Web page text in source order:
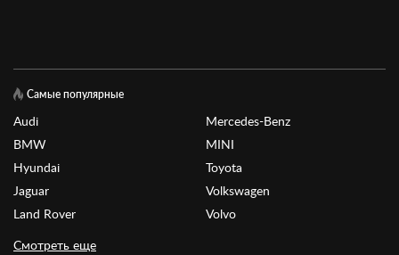
Самые популярные
Audi
BMW
Hyundai
Jaguar
Land Rover
Mercedes-Benz
MINI
Toyota
Volkswagen
Volvo
Смотреть еще